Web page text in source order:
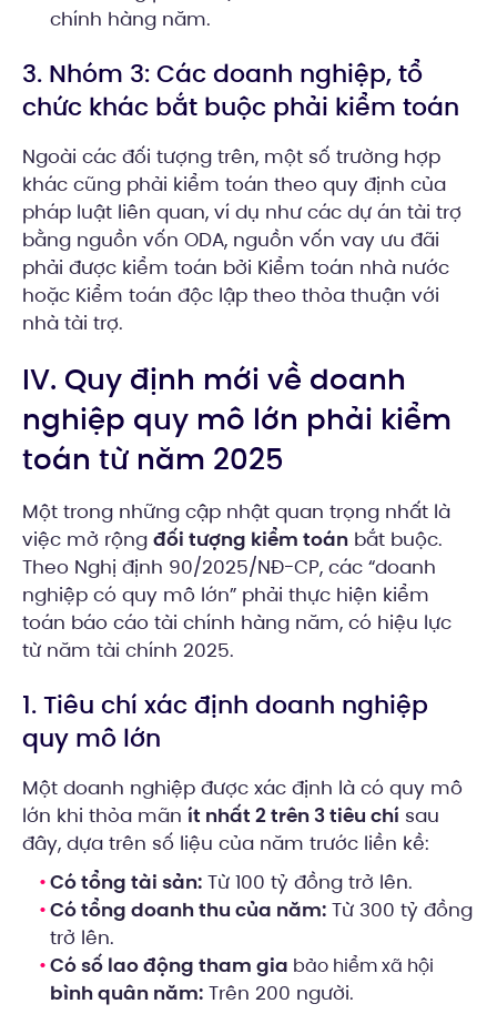
chính hàng năm.
3. Nhóm 3: Các doanh nghiệp, tổ
chức khác bắt buộc phải kiểm toán
Ngoài các đối tượng trên, một số trường hợp
khác cũng phải kiểm toán theo quy định của
pháp luật liên quan, ví dụ như các dự án tài trợ
bằng nguồn vốn ODA, nguồn vốn vay ưu đãi
phải được kiểm toán bởi Kiểm toán nhà nước
hoặc Kiểm toán độc lập theo thỏa thuận với
nhà tài trợ.
IV. Quy định mới về doanh
nghiệp quy mô lớn phải kiểm
toán từ năm 2025
Một trong những cập nhật quan trọng nhất là
việc mở rộng đối tượng kiểm toán bắt buộc.
Theo Nghị định 90/2025/NĐ-CP, các “doanh
nghiệp có quy mô lớn” phải thực hiện kiểm
toán báo cáo tài chính hàng năm, có hiệu lực
từ năm tài chính 2025.
1. Tiêu chí xác định doanh nghiệp
quy mô lớn
Một doanh nghiệp được xác định là có quy mô
lớn khi thỏa mãn ít nhất 2 trên 3 tiêu chí sau
đây, dựa trên số liệu của năm trước liền kề:
Có tổng tài sản: Từ 100 tỷ đồng trở lên.
Có tổng doanh thu của năm: Từ 300 tỷ đồng
trở lên.
Có số lao động tham gia bảo hiểm xã hội
bình quân năm: Trên 200 người.